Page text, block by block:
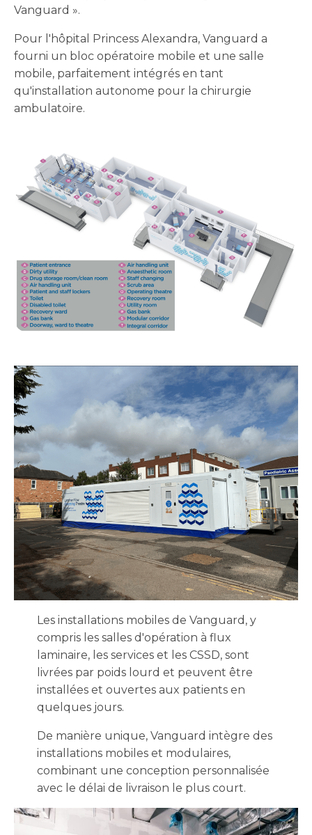
Vanguard ».
Pour l'hôpital Princess Alexandra, Vanguard a
fourni un bloc opératoire mobile et une salle
mobile, parfaitement intégrés en tant
qu'installation autonome pour la chirurgie
ambulatoire.
Les installations mobiles de Vanguard, y
compris les salles d'opération à flux
laminaire, les services et les CSSD, sont
livrées par poids lourd et peuvent être
installées et ouvertes aux patients en
quelques jours.
De manière unique, Vanguard intègre des
installations mobiles et modulaires,
combinant une conception personnalisée
avec le délai de livraison le plus court.